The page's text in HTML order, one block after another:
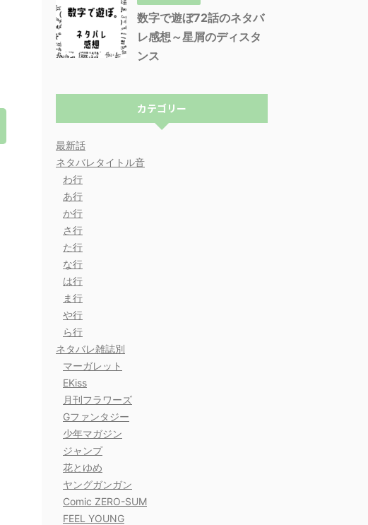
数字で遊ぼ72話のネタバ
レ感想～星屑のディスタ
ンス
カテゴリー
最新話
ネタバレタイトル音
わ行
あ行
か行
さ行
た行
な行
は行
ま行
や行
ら行
ネタバレ雑誌別
マーガレット
EKiss
月刊フラワーズ
Gファンタジー
少年マガジン
ジャンプ
花とゆめ
ヤングガンガン
Comic ZERO-SUM
FEEL YOUNG